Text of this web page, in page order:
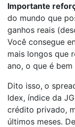
Importante
do mundo que
ganhos reais
Você consegue
mais longos que
ano, o que é bem
Dito isso, o
Idex, índice da
crédito privado,
últimos meses.